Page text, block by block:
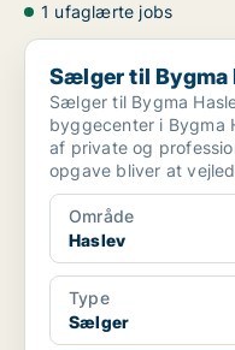
1 ufaglærte jobs
Sælger til Bygma Haslev
Sælger til Bygma
Sælger til Bygma
byggecenter i Bygma
af private og
opgave bliver at
Område
Haslev
Type
Sælger